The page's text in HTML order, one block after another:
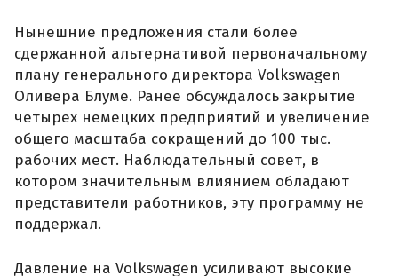
Нынешние предложения стали более
сдержанной альтернативой первоначальному
плану генерального директора Volkswagen
Оливера Блуме. Ранее обсуждалось закрытие
четырех немецких предприятий и увеличение
общего масштаба сокращений до 100 тыс.
рабочих мест. Наблюдательный совет, в
котором значительным влиянием обладают
представители работников, эту программу не
поддержал.
Давление на Volkswagen усиливают высокие